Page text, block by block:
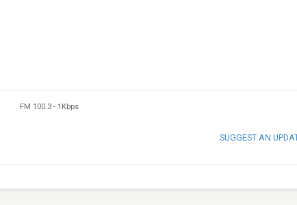
FM 100.3 - 1Kbps
SUGGEST AN